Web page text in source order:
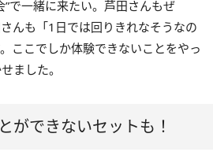
”で一緒に来たい。芦田さんもぜ
んも「1日では回りきれなそうなの
ここでしか体験できないことをやっ
ました。
ができないセットも！